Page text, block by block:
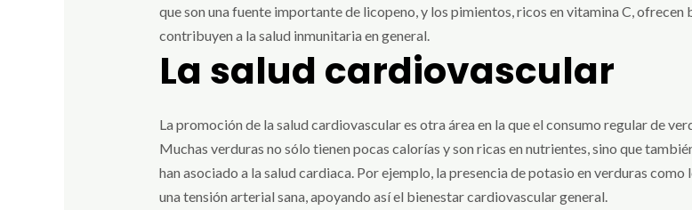
que son una fuente importante de licopeno, y los pimientos, ricos en vitamina C,
contribuyen a la salud inmunitaria en general.
La salud cardiovascular
La promoción de la salud cardiovascular es otra área en la que el consumo regular de
Muchas verduras no sólo tienen pocas calorías y son ricas en nutrientes, sino que
han asociado a la salud cardiaca. Por ejemplo, la presencia de potasio en verduras
una tensión arterial sana, apoyando así el bienestar cardiovascular general.